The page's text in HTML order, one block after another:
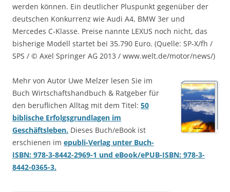
werden können. Ein deutlicher Pluspunkt gegenüber der
deutschen Konkurrenz wie Audi A4, BMW 3er und
Mercedes C-Klasse. Preise nannte LEXUS noch nicht, das
bisherige Modell startet bei 35.790 Euro. (Quelle: SP-X/fh /
SPS / © Axel Springer AG 2013 / www.welt.de/motor/news/)
Mehr von Autor Uwe Melzer lesen Sie im
Buch Wirtschaftshandbuch & Ratgeber für
den beruflichen Alltag mit dem Titel: 50
biblische Erfolgsgrundlagen im
Geschäftsleben. Dieses Buch/eBook ist
erschienen im epubli-Verlag unter Buch-
ISBN: 978-3-8442-2969-1 und eBook/ePUB-ISBN: 978-3-
8442-0365-3.